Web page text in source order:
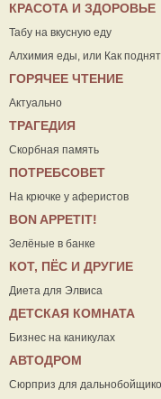
КРАСОТА И ЗДОРОВЬЕ
Табу на вкусную еду
Алхимия еды, или Как
ГОРЯЧЕЕ ЧТЕНИЕ
Актуально
ТРАГЕДИЯ
Скорбная память
ПОТРЕБСОВЕТ
На крючке у аферистов
ВON APPETIT!
Зелёные в банке
КОТ, ПЁС И ДРУГИЕ
Диета для Элвиса
ДЕТСКАЯ КОМНАТА
Бизнес на каникулах
АВТОДРОМ
Сюрприз для